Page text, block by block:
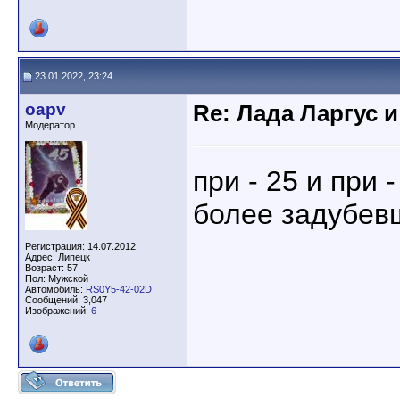
23.01.2022, 23:24
oapv
Модератор
Регистрация: 14.07.2012
Адрес: Липецк
Возраст: 57
Пол: Мужской
Автомобиль: RS0Y5-42-02D
Сообщений: 3,047
Изображений: 6
Re: Лада Ларгус
при - 25 и при
более